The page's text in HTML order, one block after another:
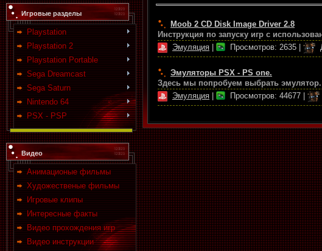
Игровые разделы
Playstation
Playstation 2
Playstation Portable
Sega Dreamcast
Sega Saturn
Nintendo 64
PSX - PSP
Видео
Анимационые фильмы
Художественые фильмы
Игровые клипы
Интересные факты
Видео прохождения игр
Видео инструкции
Moob 2 CD Disk Image Driver 2.8
Инструкция по запуску игр с
Эмуляция | Просмотров: 2635 |
Эмуляторы PSX - PS one.
Здесь мы попробуем выбрать эмулятор.
Эмуляция | Просмотров: 44677 |